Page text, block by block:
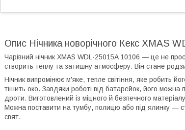
Опис Нічника новорічного Кекс XMAS
Чарівний нічник XMAS WDL-25015A 10106 — це не
створить теплу та затишну атмосферу. Він стане
Нічник випромінює м'яке, тепле світіння, яке робить
тішить око. Завдяки роботі від батарейок, його
дроти. Виготовлений із міцного й безпечного
Можна поставити на тумбу, полицю або під ялинку —
свят.